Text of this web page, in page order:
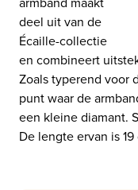
deel uit van de
Écaille-collectie
en combineert
Zoals typerend voor
punt waar de
een kleine diamant.
De lengte ervan is